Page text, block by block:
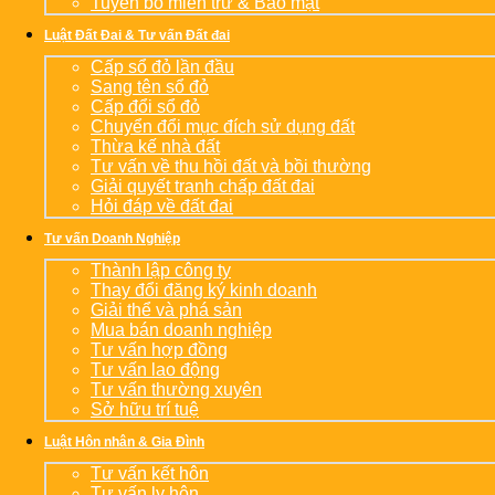
Luật Đất Đai & Tư vấn Đất đai
Cấp sổ đỏ lần đầu
Sang tên sổ đỏ
Cấp đổi sổ đỏ
Chuyển đổi mục đích sử dụng đất
Thừa kế nhà đất
Tư vấn về thu hồi đất và bồi thường
Giải quyết tranh chấp đất đai
Hỏi đáp về đất đai
Tư vấn Doanh Nghiệp
Thành lập công ty
Thay đổi đăng ký kinh doanh
Giải thể và phá sản
Mua bán doanh nghiệp
Tư vấn hợp đồng
Tư vấn lao động
Tư vấn thường xuyên
Sở hữu trí tuệ
Luật Hôn nhân & Gia Đình
Tư vấn kết hôn